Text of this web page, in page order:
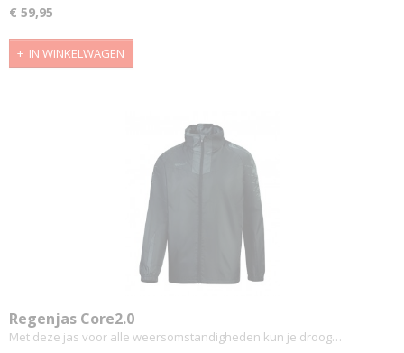
€ 59,95
IN WINKELWAGEN
Regenjas Core2.0
Met deze jas voor alle weersomstandigheden kun je droog…